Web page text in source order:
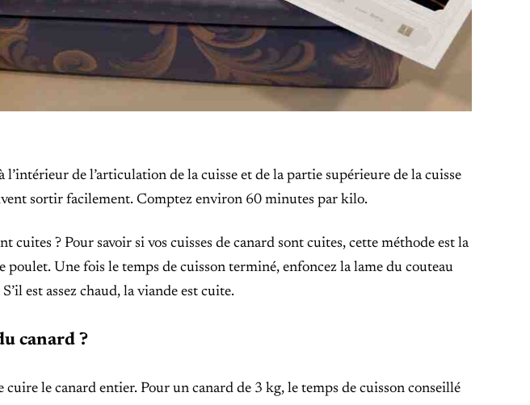
de l’articulation de la cuisse et de la partie supérieure de la cuisse
sortir facilement. Comptez environ 60 minutes par kilo.
cuites ? Pour savoir si vos cuisses de canard sont cuites, cette méthode est la
poulet. Une fois le temps de cuisson terminé, enfoncez la lame du couteau
est assez chaud, la viande est cuite.
canard ?
le canard entier. Pour un canard de 3 kg, le temps de cuisson conseillé